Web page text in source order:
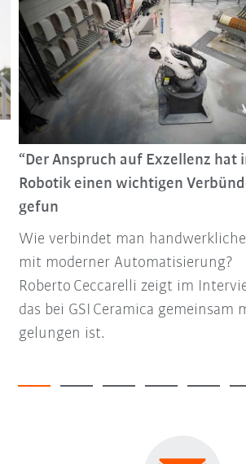
“Der Anspruch auf Exzellenz hat
Robotik einen wichtigen
gefun
Wie verbindet man
mit moderner Automatisierung?
Roberto Ceccarelli zeigt im
das bei GSI Ceramica gemeinsam
gelungen ist.